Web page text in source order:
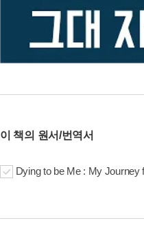
이 책의 원서/번역서
Dying to be Me : My Journey